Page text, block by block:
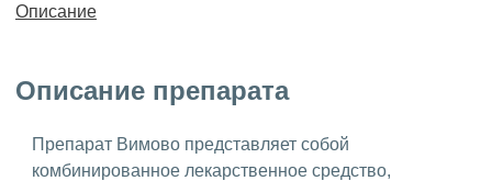
Описание
Описание препарата
Препарат Вимово представляет собой
комбинированное лекарственное средство,